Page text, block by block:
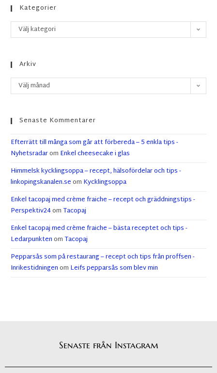
Kategorier
Välj kategori
Arkiv
Välj månad
Senaste Kommentarer
Efterrätt till många som går att förbereda – 5 enkla tips -
Nyhetsradarom Enkel cheesecake i glas
Himmelsk kycklingsoppa – recept, hälsofördelar och tips -
linkopingskanalen.seom Kycklingsoppa
Enkel tacopaj med crème fraiche – recept och gräddningstips -
Perspektiv24omTacopaj
Enkel tacopaj med crème fraiche – bästa receptet och tips -
LedarpunktenomTacopaj
Pepparsås som på restaurang – recept och tips från proffsen -
Inrikestidningenom Leifs pepparsås som blev min
Senaste från Instagram